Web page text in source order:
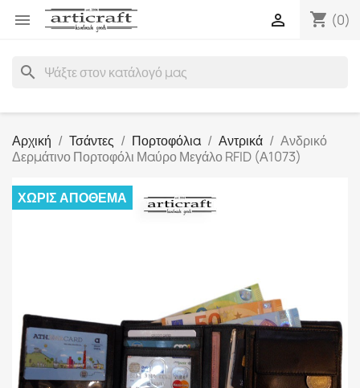
 shopping_cart (0)

search
Αρχική Τσάντες Πορτοφόλια Αντρικά
Ανδρικό
Δερμάτινο Πορτοφόλι Μαύρο Μεγάλο RFID (Α1073)
ΧΩΡΊΣ ΑΠΌΘΕΜΑ